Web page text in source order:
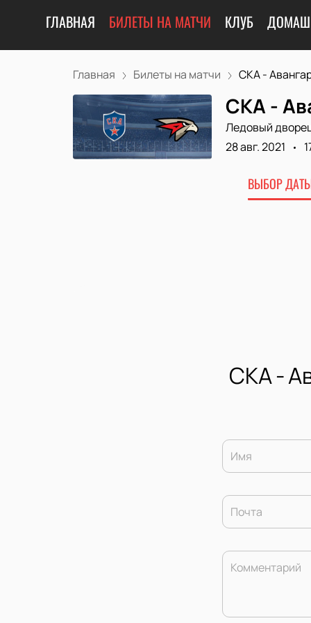
ГЛАВНАЯ БИЛЕТЫ НА МАТЧИ КЛУБ
Главная Билеты на матчи СКА -
СКА -
Ледовый
28 авг. 2021
ВЫБОР
СКА -
Имя
Почта
Комментарий